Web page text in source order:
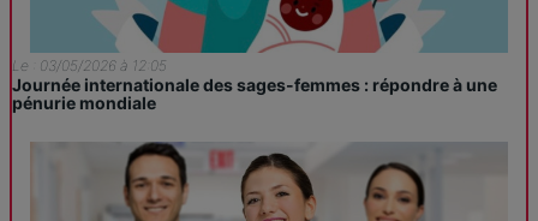
Le : 03/05/2026 à 12:05
Journée internationale des sages-femmes : répondre à une
pénurie mondiale